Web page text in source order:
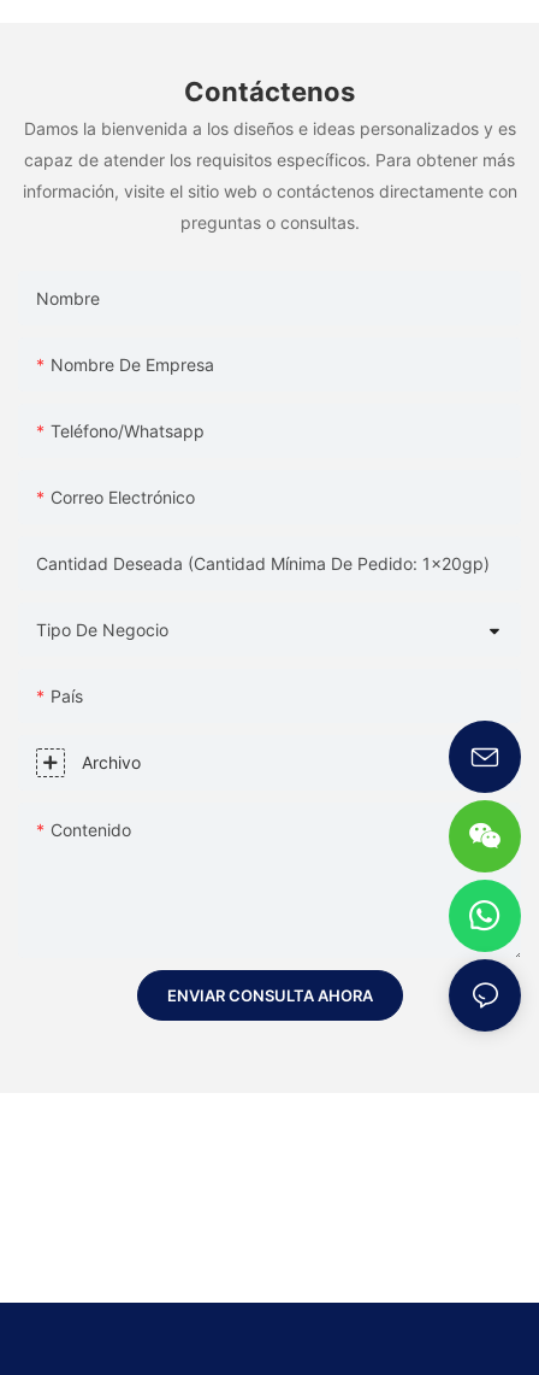
Contáctenos
Damos la bienvenida a los diseños e ideas personalizados y es
capaz de atender los requisitos específicos. Para obtener más
información, visite el sitio web o contáctenos directamente con
preguntas o consultas.
Nombre
Nombre De Empresa
Teléfono/whatsapp
Correo Electrónico
Cantidad Deseada (Cantidad Mínima De Pedido: 1x20gp)
Tipo De Negocio
País
Archivo
Contenido
ENVIAR CONSULTA AHORA